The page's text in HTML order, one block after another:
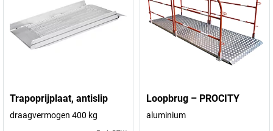
Trapoprijplaat, antislip
draagvermogen 400 kg
Loopbrug – PROCITY
aluminium